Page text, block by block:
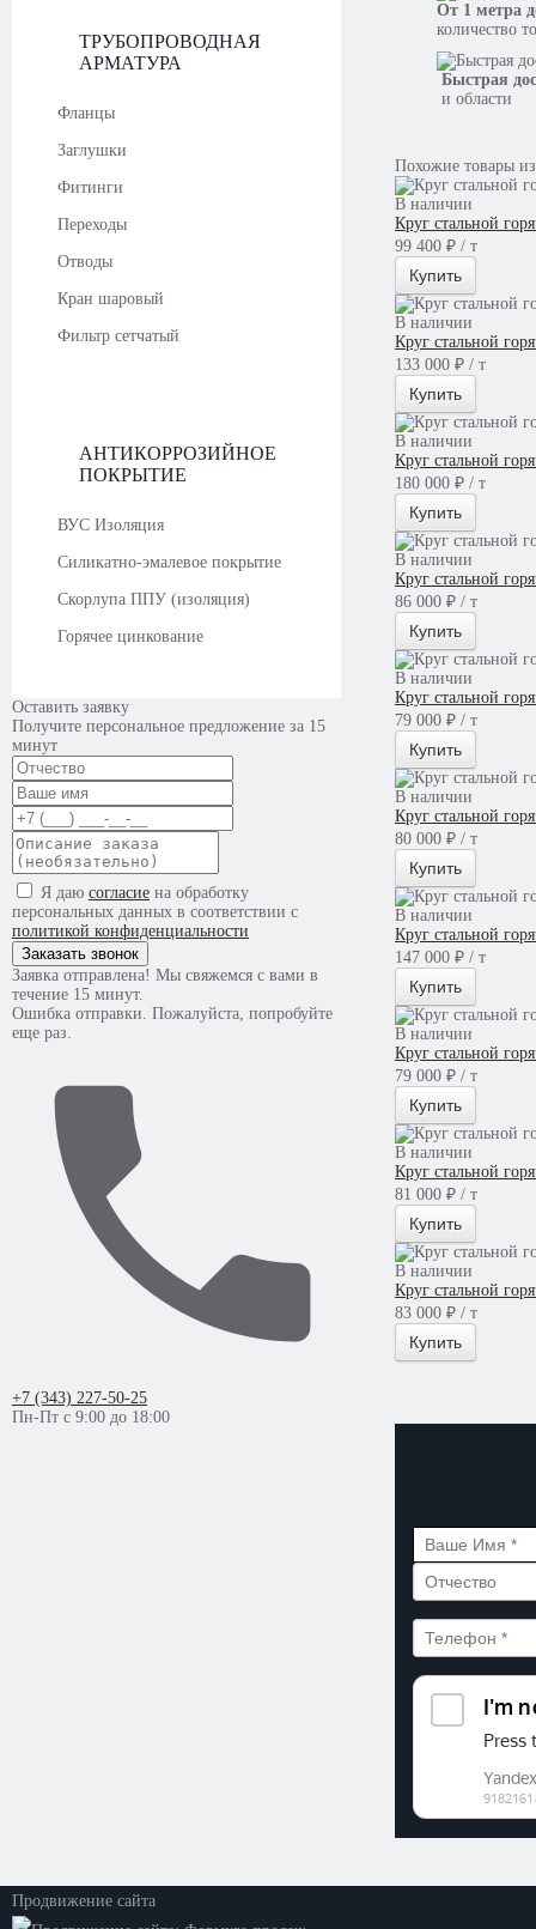
ТРУБОПРОВОДНАЯ
АРМАТУРА
Фланцы
Заглушки
Фитинги
Переходы
Отводы
Кран шаровый
Фильтр сетчатый
АНТИКОРРОЗИЙНОЕ
ПОКРЫТИЕ
ВУС Изоляция
Силикатно-эмалевое покрытие
Скорлупа ППУ (изоляция)
Горячее цинкование
Оставить заявку
Получите персональное предложение за 15
минут
Я даю согласие на обработку
персональных данных в соответствии с
политикой конфиденциальности
Заказать звонок
Заявка отправлена! Мы свяжемся с вами в
течение 15 минут.
Ошибка отправки. Пожалуйста, попробуйте
еще раз.
+7 (343) 227-50-25
Пн-Пт с 9:00 до 18:00
От 1 метра
количество
Быстрая
и области
Похожие товары
В наличии
Круг стальной
99 400 ₽ / т
Купить
В наличии
Круг стальной
133 000 ₽ / т
Купить
В наличии
Круг стальной
180 000 ₽ / т
Купить
В наличии
Круг стальной
86 000 ₽ / т
Купить
В наличии
Круг стальной
79 000 ₽ / т
Купить
В наличии
Круг стальной
80 000 ₽ / т
Купить
В наличии
Круг стальной
147 000 ₽ / т
Купить
В наличии
Круг стальной
79 000 ₽ / т
Купить
В наличии
Круг стальной
81 000 ₽ / т
Купить
В наличии
Круг стальной
83 000 ₽ / т
Купить
Продвижение сайта